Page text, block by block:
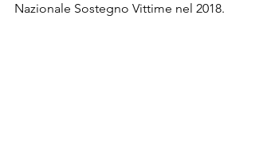
Nazionale Sostegno Vittime nel 2018.